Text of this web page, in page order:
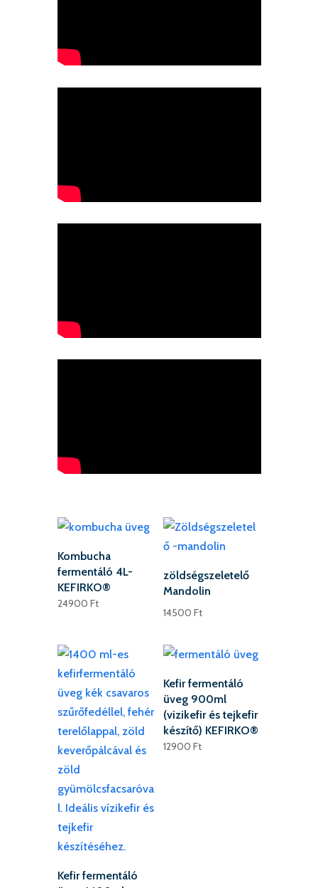
Kombucha
fermentáló 4L-
KEFIRKO®
24900 Ft
zöldségszeletelő
Mandolin
14500 Ft
Kefir fermentáló
Kefir fermentáló
üveg 900ml
(vizikefir és tejkefir
készítő) KEFIRKO®
12900 Ft